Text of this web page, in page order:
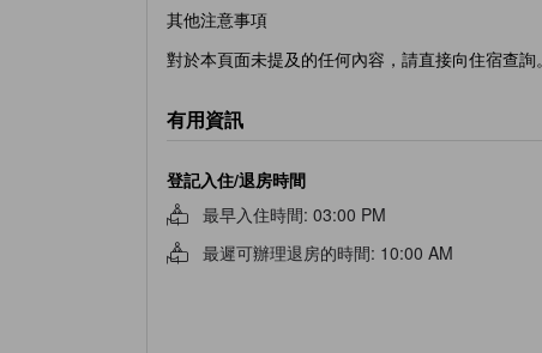
其他注意事項
對於本頁面未提及的任何內容，請直接向住宿查詢。
有用資訊
登記入住/退房時間
最早入住時間: 03:00 PM
最遲可辦理退房的時間: 10:00 AM